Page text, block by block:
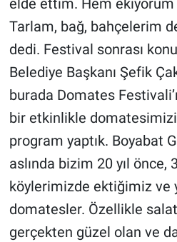
elde ettim. Hem
Tarlam, bağ, bahçelerim
dedi. Festival sonrası
Belediye Başkanı Şefik
burada Domates
bir etkinlikle
program yaptık. Boyabat
aslında bizim 20 yıl önce,
köylerimizde ektiğimiz ve
domatesler. Özellikle
gerçekten güzel olan ve